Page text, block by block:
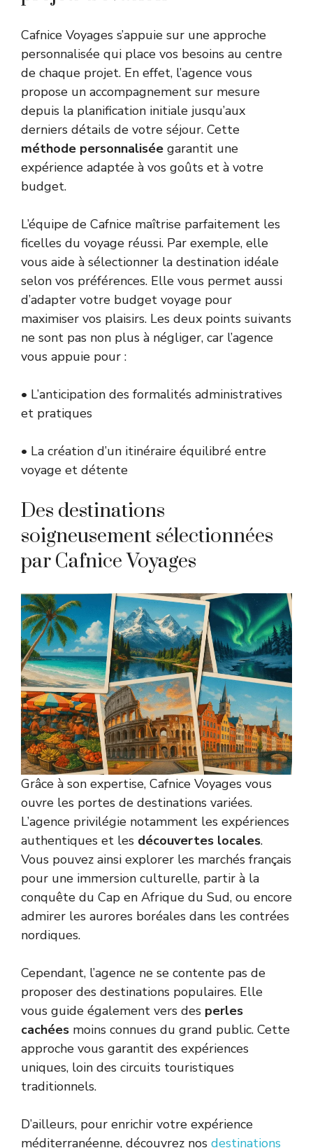
Cafnice Voyages s’appuie sur une approche
personnalisée qui place vos besoins au centre
de chaque projet. En effet, l’agence vous
propose un accompagnement sur mesure
depuis la planification initiale jusqu’aux
derniers détails de votre séjour. Cette
méthode personnalisée garantit une
expérience adaptée à vos goûts et à votre
budget.
L’équipe de Cafnice maîtrise parfaitement les
ficelles du voyage réussi. Par exemple, elle
vous aide à sélectionner la destination idéale
selon vos préférences. Elle vous permet aussi
d’adapter votre budget voyage pour
maximiser vos plaisirs. Les deux points suivants
ne sont pas non plus à négliger, car l’agence
vous appuie pour :
• L’anticipation des formalités administratives
et pratiques
• La création d’un itinéraire équilibré entre
voyage et détente
Des destinations
soigneusement sélectionnées
par Cafnice Voyages
Grâce à son expertise, Cafnice Voyages vous
ouvre les portes de destinations variées.
L’agence privilégie notamment les expériences
authentiques et les découvertes locales.
Vous pouvez ainsi explorer les marchés français
pour une immersion culturelle, partir à la
conquête du Cap en Afrique du Sud, ou encore
admirer les aurores boréales dans les contrées
nordiques.
Cependant, l’agence ne se contente pas de
proposer des destinations populaires. Elle
vous guide également vers des perles
cachées moins connues du grand public. Cette
approche vous garantit des expériences
uniques, loin des circuits touristiques
traditionnels.
D’ailleurs, pour enrichir votre expérience
méditerranéenne, découvrez nos destinations